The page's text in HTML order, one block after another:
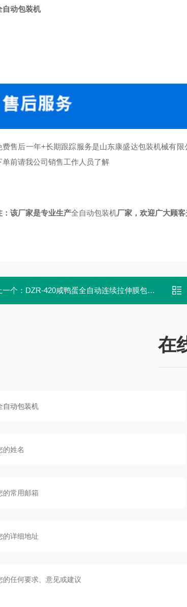
自动包装机
后一年+长期跟踪服务是山东康盛达包装机械有限
单前请我公司销售工作人员了解
：该厂家是专业生产全自动包装机厂家，欢迎广大顾
一个： DZR-420咸鸭蛋全自动连续拉伸膜包装机
在